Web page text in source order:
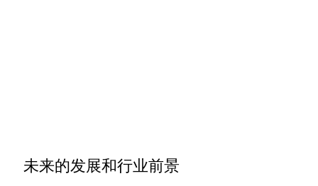
未来的发展和行业前景